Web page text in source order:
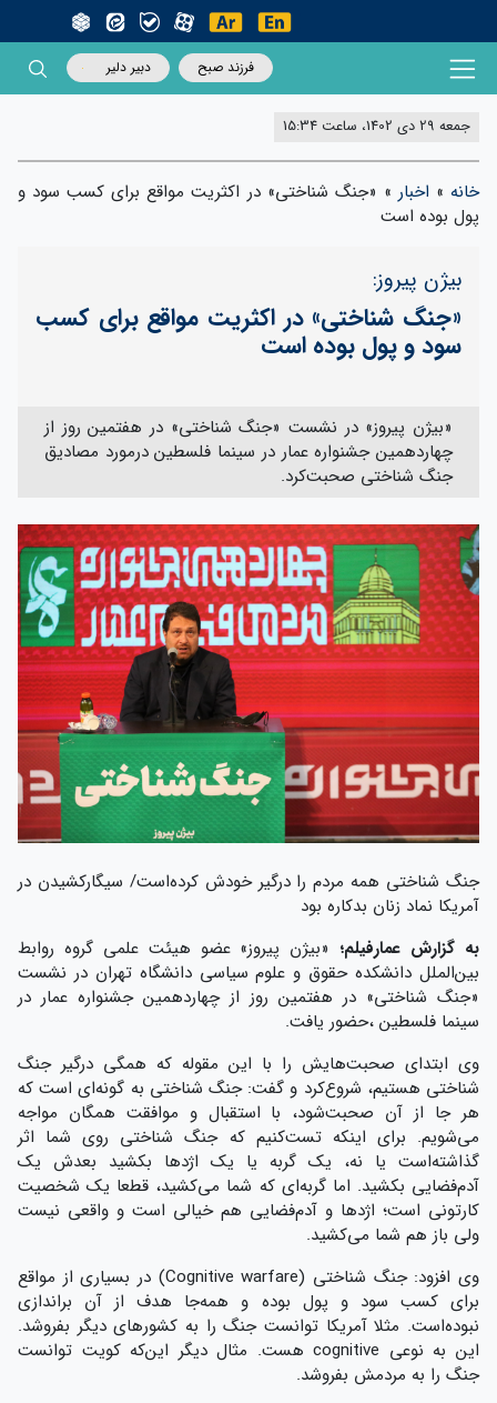
فرزند صبح دبیر دلیر
جمعه 29 دی 1402، ساعت 15:34
خانه» اخبار » «جنگ شناختی» در اکثریت مواقع برای کسب سود و
پول بوده است
بیژن پیروز:
«جنگ شناختی» در اکثریت مواقع برای کسب
سود و پول بوده است
«بیژن پیروز» در نشست «جنگ شناختی» در هفتمین روز از
چهاردهمین جشنواره عمار در سینما فلسطین درمورد مصادیق
جنگ شناختی صحبت‌کرد.
جنگ شناختی همه مردم را درگیر خودش کرده‌است/ سیگارکشیدن در
آمریکا نماد زنان بدکاره بود
به گزارش عمارفیلم؛ «بیژن پیروز» عضو هیئت علمی گروه روابط
بین‌الملل دانشکده حقوق و علوم سیاسی دانشگاه تهران در نشست
«جنگ شناختی» در هفتمین روز از چهاردهمین جشنواره عمار در
سینما فلسطین ،حضور یافت.
وی ابتدای صحبت‌هایش را با این مقوله که همگی درگیر جنگ
شناختی هستیم، شروع‌کرد و گفت: جنگ شناختی به گونه‌ای است که
هر جا از آن صحبت‌شود، با استقبال و موافقت همگان مواجه
می‌شویم. برای اینکه تست‌کنیم که جنگ شناختی روی شما اثر
گذاشته‌است یا نه، یک گربه یا یک اژدها بکشید بعدش یک
آدم‌فضایی بکشید. اما گربه‌ای که شما می‌کشید، قطعا یک شخصیت
کارتونی است؛ اژدها و آدم‌فضایی هم خیالی است و واقعی نیست
ولی باز هم شما می‌کشید.
وی افزود: جنگ شناختی (Cognitive warfare) در بسیاری از مواقع
برای کسب سود و پول بوده و همه‌جا هدف از آن براندازی
نبوده‌است. مثلا آمریکا توانست جنگ را به کشورهای دیگر بفروشد.
این به نوعی cognitive هست. مثال دیگر این‌که کویت توانست
جنگ را به مردمش بفروشد.